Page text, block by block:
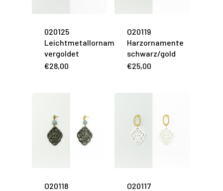
020125
Leichtmetallornament
vergoldet
€28,00
O20119
Harzornamente
schwarz/gold
€25,00
O20118
O20117